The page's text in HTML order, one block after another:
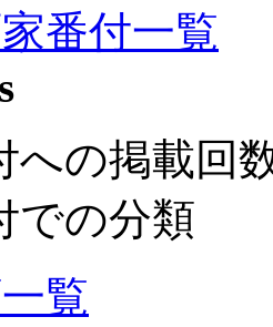
番付一覧
への掲載回
での分類
覧